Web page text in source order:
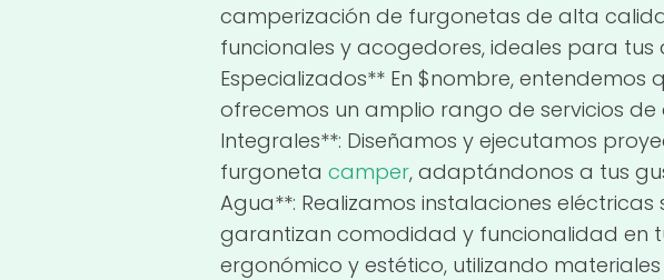
camperización de furgonetas de alta
funcionales y acogedores, ideales para tus
Especializados** En $nombre, entendemos
ofrecemos un amplio rango de servicios
Integrales**: Diseñamos y ejecutamos
furgoneta camper, adaptándonos a tus
Agua**: Realizamos instalaciones
garantizan comodidad y funcionalidad en
ergonómico y estético, utilizando